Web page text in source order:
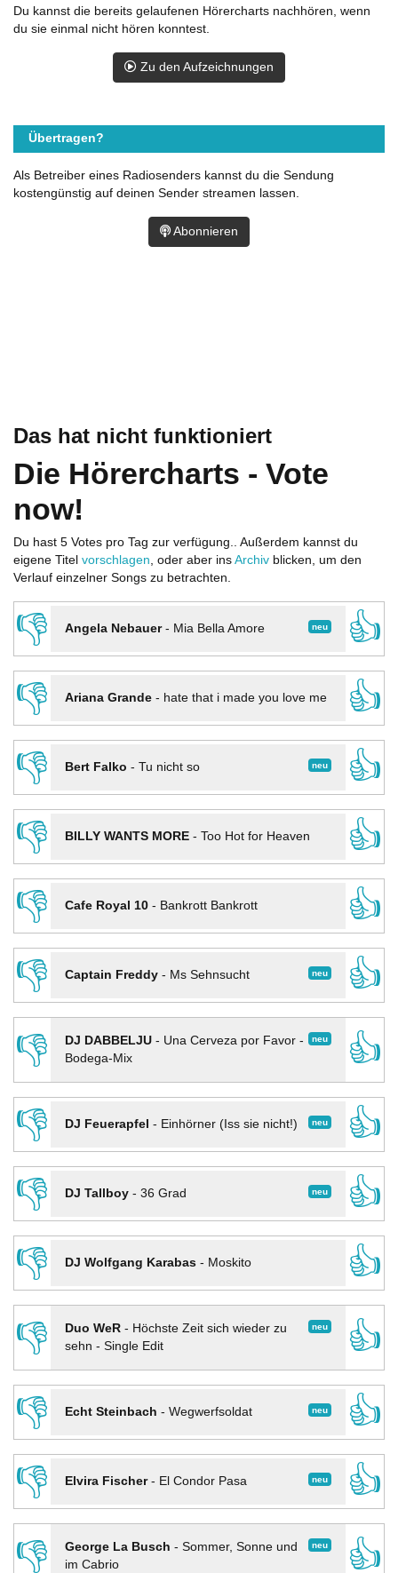
Das hat nicht funktioniert
Die Hörercharts - Vote
now!
Du hast 5 Votes pro Tag zur verfügung.. Außerdem kannst du
eigene Titel vorschlagen, oder aber ins Archiv blicken, um den
Verlauf einzelner Songs zu betrachten.
👎 neu
Angela Nebauer- Mia Bella Amore
👍
👎
Ariana Grande- hate that i made you love me
👍
👎
neu
Bert Falko - Tu nicht so
👍
👎
BILLY WANTS MORE- Too Hot for Heaven
👍
👎
Cafe Royal 10- Bankrott Bankrott
👍
👎
neu
Captain Freddy- Ms Sehnsucht
👍
👎
neu
DJ DABBELJU- Una Cerveza por Favor -
Bodega-Mix
👍
👎
neu
DJ Feuerapfel - Einhörner (Iss sie nicht!)
👍
👎
neu
DJ Tallboy- 36 Grad
👍
👎
DJ Wolfgang Karabas- Moskito
👍
👎
neu
Duo WeR- Höchste Zeit sich wieder zu
sehn - Single Edit
👍
👎
neu
Echt Steinbach - Wegwerfsoldat
👍
👎
neu
Elvira Fischer- El Condor Pasa
👍
👎
neu
George La Busch - Sommer, Sonne und
im Cabrio
👍
Du kannst die bereits gelaufenen Hörercharts nachhören, wenn
du sie einmal nicht hören konntest.
Zu den Aufzeichnungen
Übertragen?
Als Betreiber eines Radiosenders kannst du die Sendung
kostengünstig auf deinen Sender streamen lassen.
Abonnieren